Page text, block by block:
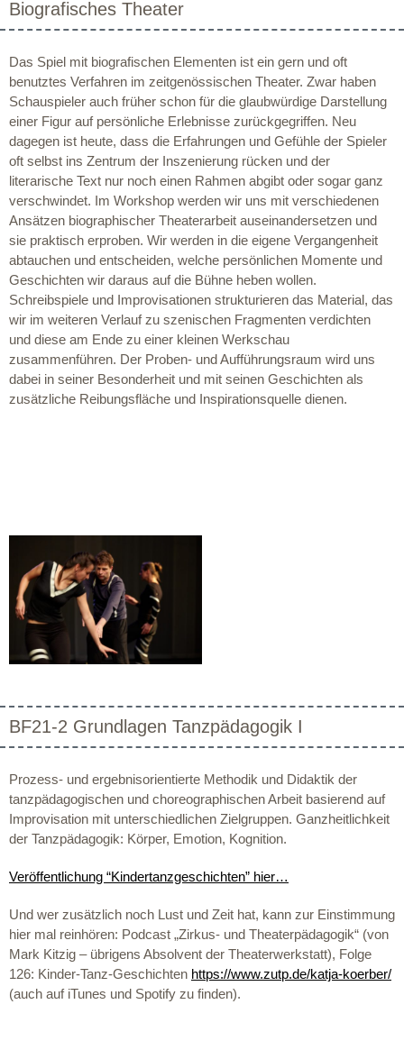
Biografisches Theater
Das Spiel mit biografischen Elementen ist ein gern und oft
benutztes Verfahren im zeitgenössischen Theater. Zwar haben
Schauspieler auch früher schon für die glaubwürdige Darstellung
einer Figur auf persönliche Erlebnisse zurückgegriffen. Neu
dagegen ist heute, dass die Erfahrungen und Gefühle der Spieler
oft selbst ins Zentrum der Inszenierung rücken und der
literarische Text nur noch einen Rahmen abgibt oder sogar ganz
verschwindet. Im Workshop werden wir uns mit verschiedenen
Ansätzen biographischer Theaterarbeit auseinandersetzen und
sie praktisch erproben. Wir werden in die eigene Vergangenheit
abtauchen und entscheiden, welche persönlichen Momente und
Geschichten wir daraus auf die Bühne heben wollen.
Schreibspiele und Improvisationen strukturieren das Material, das
wir im weiteren Verlauf zu szenischen Fragmenten verdichten
und diese am Ende zu einer kleinen Werkschau
zusammenführen. Der Proben- und Aufführungsraum wird uns
dabei in seiner Besonderheit und mit seinen Geschichten als
zusätzliche Reibungsfläche und Inspirationsquelle dienen.
BF21-2 Grundlagen Tanzpädagogik I
Prozess- und ergebnisorientierte Methodik und Didaktik der
tanzpädagogischen und choreographischen Arbeit basierend auf
Improvisation mit unterschiedlichen Zielgruppen. Ganzheitlichkeit
der Tanzpädagogik: Körper, Emotion, Kognition.
Veröffentlichung “Kindertanzgeschichten” hier…
Und wer zusätzlich noch Lust und Zeit hat, kann zur Einstimmung
hier mal reinhören: Podcast „Zirkus- und Theaterpädagogik“ (von
Mark Kitzig – übrigens Absolvent der Theaterwerkstatt), Folge
126: Kinder-Tanz-Geschichten https://www.zutp.de/katja-koerber/
(auch auf iTunes und Spotify zu finden).